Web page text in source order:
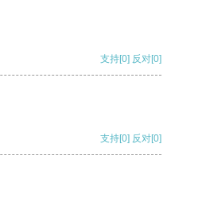
支持[0] 反对[0]
支持[0] 反对[0]